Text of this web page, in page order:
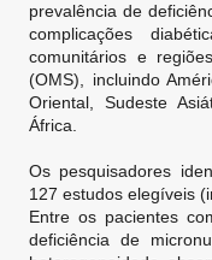
prevalência de
complicações
comunitários e
(OMS), incluindo
Oriental, Sudeste
África.
Os pesquisadores
127 estudos elegíveis
Entre os pacientes
deficiência de